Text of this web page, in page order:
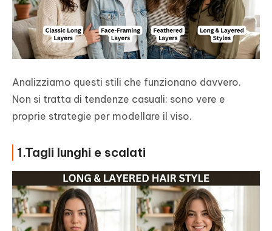
Analizziamo questi stili che funzionano davvero.
Non si tratta di tendenze casuali: sono vere e
proprie strategie per modellare il viso.
1.Tagli lunghi e scalati